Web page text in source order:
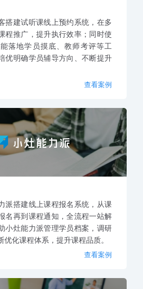
搭建试听课线上预约系统，在多
程推广，提升执行效率；同时使
落地学员摸底、教师考评等工
优明确学员辅导方向、不断提升
查看案例
派搭建线上课程报名系统，从课
名再到课程通知，全流程一站解
小灶能力派管理学员档案，调研
优化课程体系，提升课程品质。
查看案例